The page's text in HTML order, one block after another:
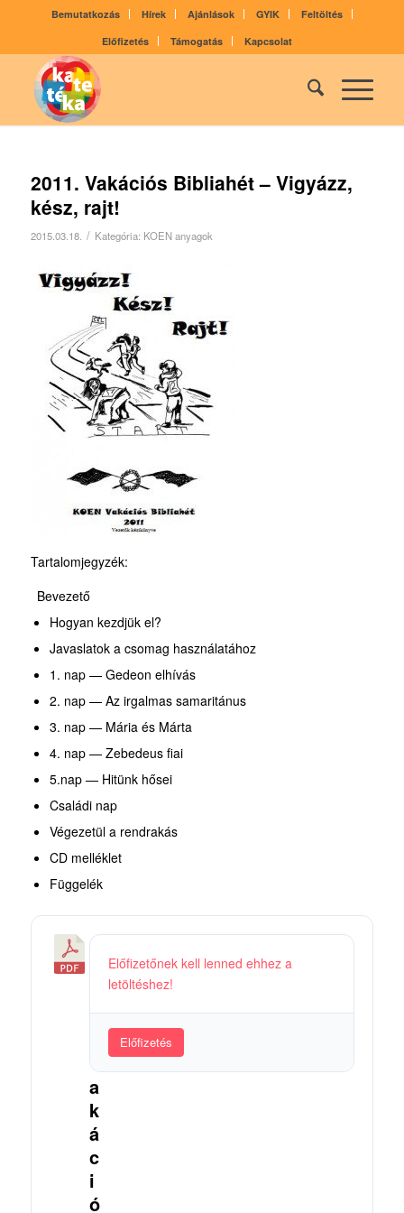
Bemutatkozás Hírek Ajánlások GYIK
Feltöltés
Előfizetés
Támogatás Kapcsolat
2011. Vakációs Bibliahét – Vigyázz,
kész, rajt!
2015.03.18. / Kategória: KOEN anyagok
Tartalomjegyzék:
Bevezető
Hogyan kezdjük el?
Javaslatok a csomag használatához
1. nap — Gedeon elhívás
2. nap — Az irgalmas samaritánus
3. nap — Mária és Márta
4. nap — Zebedeus fiai
5.nap — Hitünk hősei
Családi nap
Végezetül a rendrakás
CD melléklet
Függelék
2
1
V
a
k
á
c
i
ó
Előfizetőnek kell lenned ehhez a
letöltéshez!
Előfizetés